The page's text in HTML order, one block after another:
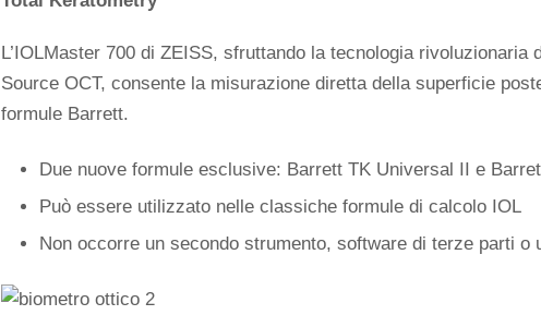
L’IOLMaster 700 di ZEISS, sfruttando la tecnologia
Source OCT, consente la misurazione diretta della superficie
formule Barrett.
Due nuove formule esclusive: Barrett TK Universal II e
Può essere utilizzato nelle classiche formule di calcolo IOL
Non occorre un secondo strumento, software di terze parti o